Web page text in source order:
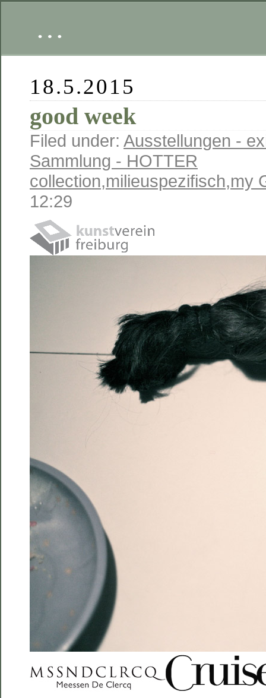
…
18.5.2015
good week
Filed under: Ausstellungen -
Sammlung - HOTTER
collection,milieuspezifisch,my
12:29